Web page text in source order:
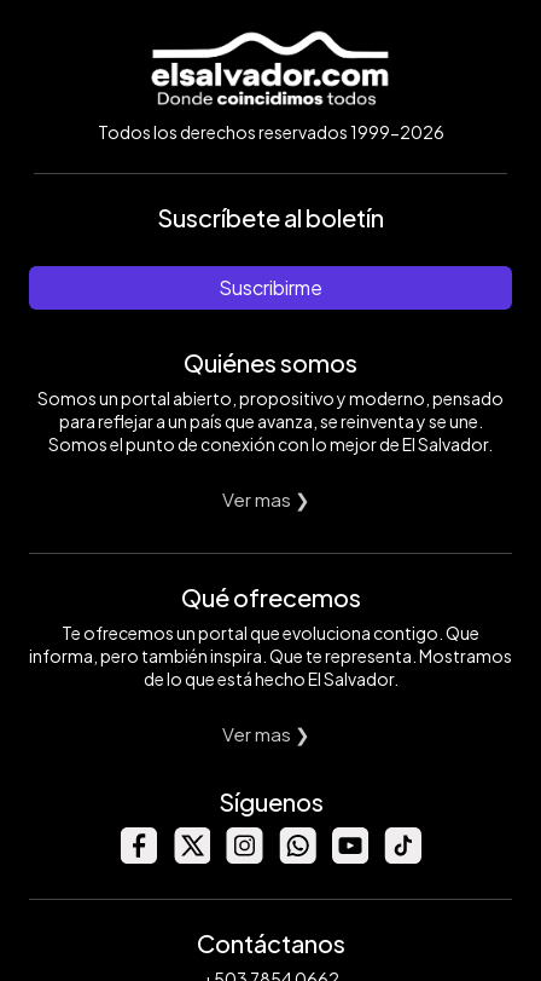
Todos los derechos reservados 1999-2026
Suscríbete al boletín
Suscribirme
Quiénes somos
Somos un portal abierto, propositivo y moderno, pensado
para reflejar a un país que avanza, se reinventa y se une.
Somos el punto de conexión con lo mejor de El Salvador.
Ver mas ❯
Qué ofrecemos
Te ofrecemos un portal que evoluciona contigo. Que
informa, pero también inspira. Que te representa. Mostramos
de lo que está hecho El Salvador.
Ver mas ❯
Síguenos
Contáctanos